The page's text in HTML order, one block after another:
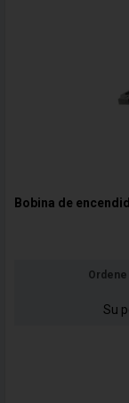
Bobina de
Su